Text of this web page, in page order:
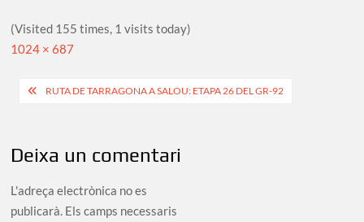
(Visited 155 times, 1 visits today)
Full
1024 × 687
Navegació
RUTA DE TARRAGONA A SALOU: ETAPA 26 DEL GR-92
Deixa un comentari
L'adreça electrònica no es
publicarà. Els camps necessaris